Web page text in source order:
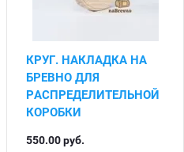
КРУГ. НАКЛАДКА НА
БРЕВНО ДЛЯ
РАСПРЕДЕЛИТЕЛЬНОЙ
КОРОБКИ
550.00руб.